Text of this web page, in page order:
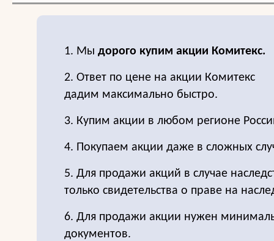
1. Мы дорого купим акции Комитекс.
2. Ответ по цене на акции Комитекс
дадим максимально быстро.
3. Купим акции в любом регионе
4. Покупаем акции даже в сложных
5. Для продажи акций в случае
только свидетельства о праве на
6. Для продажи акции нужен
документов.